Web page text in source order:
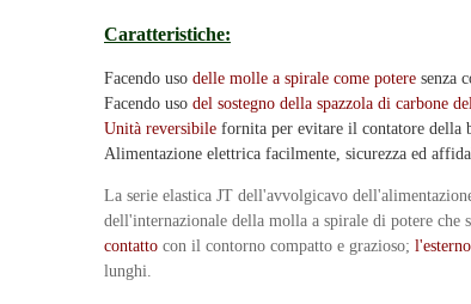
Caratteristiche:
Facendo uso delle molle a spirale come potere senza
Facendo uso del sostegno della spazzola di carbone
Unità reversibile fornita per evitare il contatore della
Alimentazione elettrica facilmente, sicurezza ed
La serie elastica JT dell'avvolgicavo
dell'internazionale della molla a spirale di potere
contatto con il contorno compatto e grazioso;
lunghi.